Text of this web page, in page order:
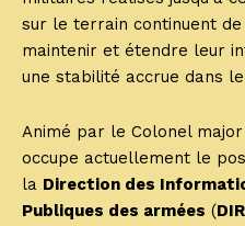
sur le terrain continuent
maintenir et étendre leur
une stabilité accrue dans
Animé par le Colonel
occupe actuellement le
la Direction des
Publiques des armées (